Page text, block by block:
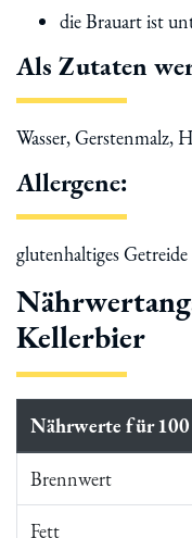
die Brauart ist
Als Zutaten
Wasser,
Allergene:
glutenhaltiges Getreide
Kellerbier
Nährwerte für
Brennwert
Fett